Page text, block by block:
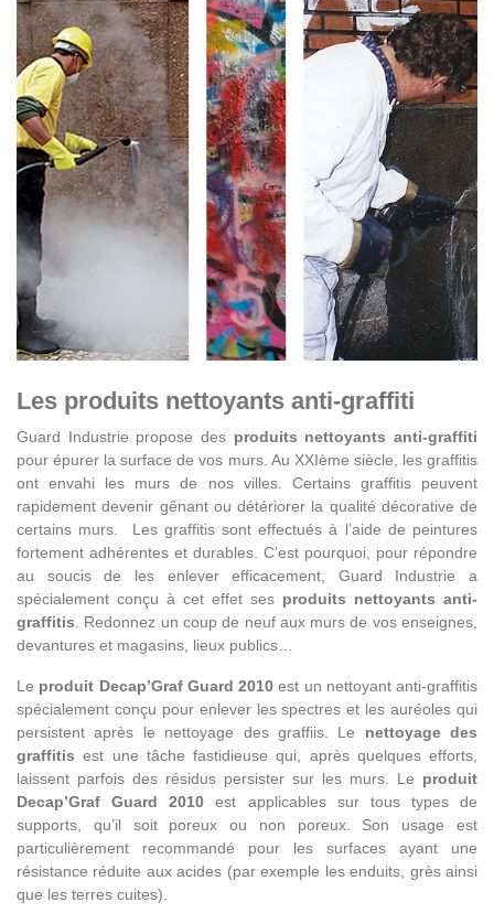
Les produits nettoyants anti-graffiti
Guard Industrie propose des produits nettoyants anti-graffiti
pour épurer la surface de vos murs. Au XXIème siècle, les graffitis
ont envahi les murs de nos villes. Certains graffitis peuvent
rapidement devenir gênant ou détériorer la qualité décorative de
certains murs.
Les graffitis sont effectués à l’aide de peintures
fortement adhérentes et durables. C’est pourquoi, pour répondre
au soucis de les enlever efficacement, Guard Industrie a
spécialement conçu à cet effet ses produits nettoyants anti-
graffitis . Redonnez un coup de neuf aux murs de vos enseignes,
devantures et magasins, lieux publics…
Le produit Decap’Graf Guard 2010 est un nettoyant anti-graffitis
spécialement conçu pour enlever les spectres et les auréoles qui
persistent après le nettoyage des graffiis. Le nettoyage des
graffitis est une tâche fastidieuse qui, après quelques efforts,
laissent parfois des résidus persister sur les murs. Le produit
Decap’Graf Guard 2010 est applicables sur tous types de
supports, qu’il soit poreux ou non poreux. Son usage est
particulièrement recommandé pour les surfaces ayant une
résistance réduite aux acides (par exemple les enduits, grès ainsi
que les terres cuites).